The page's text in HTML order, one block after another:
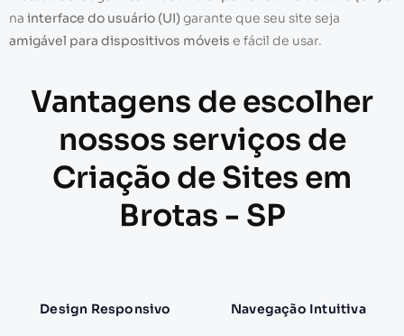
na interface do usuário (UI)garante que seu site seja
amigável para dispositivos móveis e fácil de usar.
Vantagens de escolher
nossos serviços de
Criação de Sites em
Brotas - SP
Design Responsivo Navegação Intuitiva